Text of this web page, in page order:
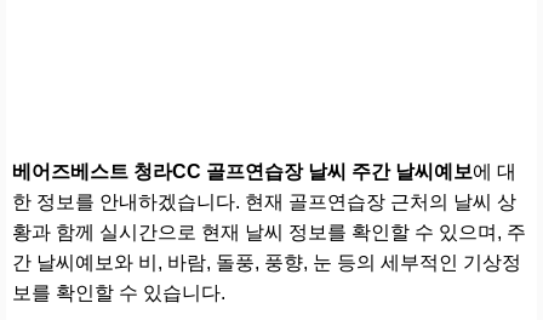
베어즈베스트 청라CC 골프연습장 날씨 주간 날씨예보에 대
한 정보를 안내하겠습니다. 현재 골프연습장 근처의 날씨 상
황과 함께 실시간으로 현재 날씨 정보를 확인할 수 있으며, 주
간 날씨예보와 비, 바람, 돌풍, 풍향, 눈 등의 세부적인 기상정
보를 확인할 수 있습니다.